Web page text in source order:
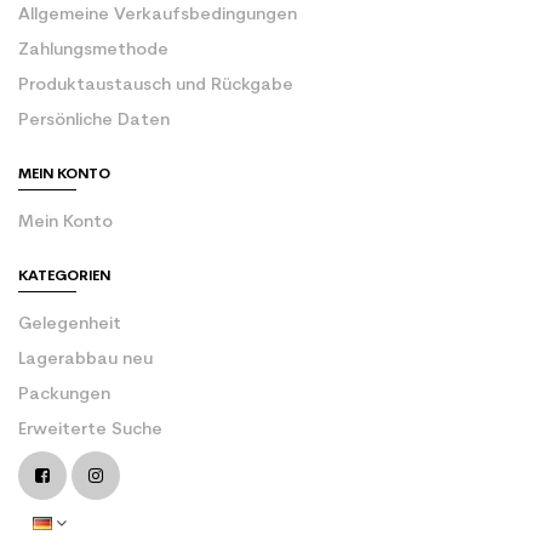
Allgemeine Verkaufsbedingungen
Zahlungsmethode
Produktaustausch und Rückgabe
Persönliche Daten
MEIN KONTO
Mein Konto
KATEGORIEN
Gelegenheit
Lagerabbau neu
Packungen
Erweiterte Suche